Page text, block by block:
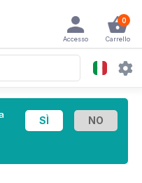
0
Carrello
Accesso